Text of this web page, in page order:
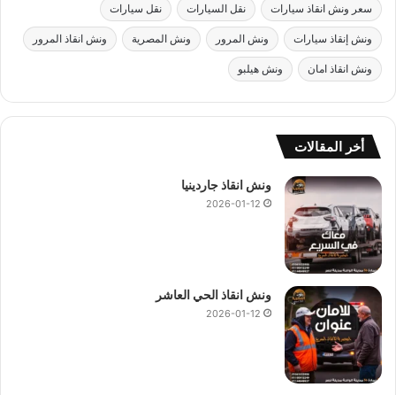
سعر ونش انقاذ سيارات نقل السيارات نقل سيارات
ونش إنقاذ سيارات ونش المرور ونش المصرية ونش انقاذ المرور
ونش انقاذ امان ونش هيلبو
أخر المقالات
ونش انقاذ جاردينيا
2026-01-12
ونش انقاذ الحي العاشر
2026-01-12